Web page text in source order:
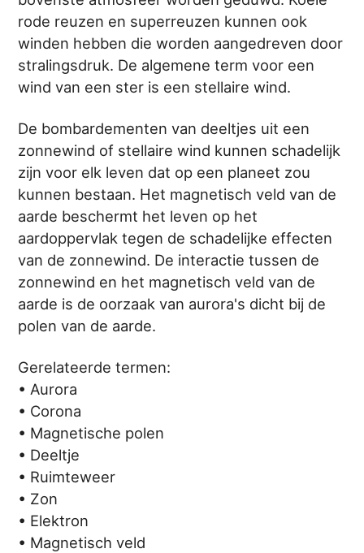
rode reuzen en superreuzen kunnen ook
winden hebben die worden aangedreven door
stralingsdruk. De algemene term voor een
wind van een ster is een stellaire wind.
De bombardementen van deeltjes uit een
zonnewind of stellaire wind kunnen schadelijk
zijn voor elk leven dat op een planeet zou
kunnen bestaan. Het magnetisch veld van de
aarde beschermt het leven op het
aardoppervlak tegen de schadelijke effecten
van de zonnewind. De interactie tussen de
zonnewind en het magnetisch veld van de
aarde is de oorzaak van aurora's dicht bij de
polen van de aarde.
Gerelateerde termen:
• Aurora
• Corona
• Magnetische polen
• Deeltje
• Ruimteweer
• Zon
• Elektron
• Magnetisch veld